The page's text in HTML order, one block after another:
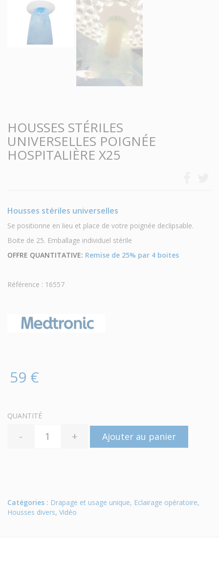
HOUSSES STÉRILES
UNIVERSELLES POIGNÉE
HOSPITALIÈRE X25
Housses stériles universelles
Se positionne en lieu et place de votre poignée declipsable.
Boite de 25. Emballage individuel stérile
OFFRE QUANTITATIVE: Remise de 25% par 4 boites
Référence : 16557
59 €
QUANTITÉ
- + Ajouter au panier
Catégories : Drapage et usage unique, Eclairage opératoire,
Housses divers, Vidéo